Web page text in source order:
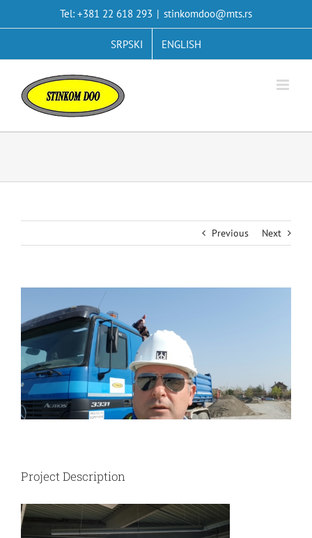
Tel: +381 22 618 293 | stinkomdoo@mts.rs
SRPSKI ENGLISH
Previous Next
Larger
Image
Project Description